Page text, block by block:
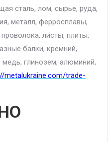
сталь, лом, сырье, руда,
металл, ферросплавы,
листы, плиты,
балки, кремний,
глинозем, алюминий,
metalukraine.com/trade-